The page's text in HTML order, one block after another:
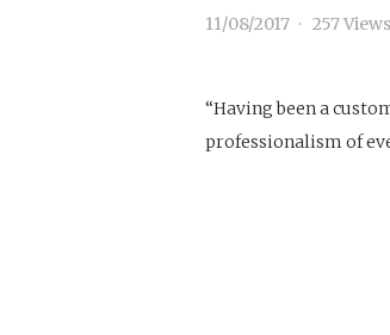
11/08/2017 257Views
“Having been a
professionalism of